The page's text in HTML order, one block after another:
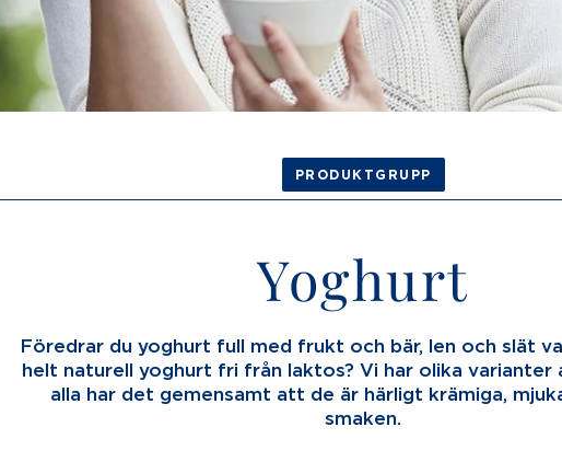
PRODUKTGRUPP
Yoghurt
Föredrar du yoghurt full med frukt och bär, len och slät
helt naturell yoghurt fri från laktos? Vi har olika varianter
alla har det gemensamt att de är härligt krämiga,
smaken.